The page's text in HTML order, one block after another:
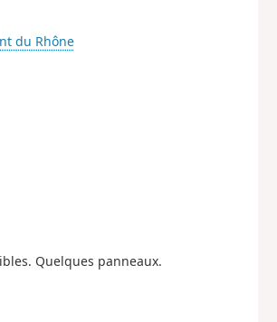
du Rhône
Quelques panneaux.